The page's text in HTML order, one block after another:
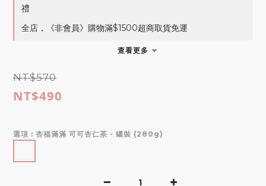
禮
全店，《非會員》購物滿$1500超商取貨免運
查看更多
NT$570
NT$490
選項 : 杏福滿滿 可可杏仁茶 - 罐裝 (280g)